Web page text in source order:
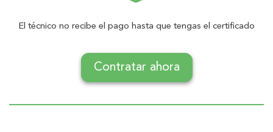
El técnico no recibe el pago hasta que tengas el certificado
Contratar ahora